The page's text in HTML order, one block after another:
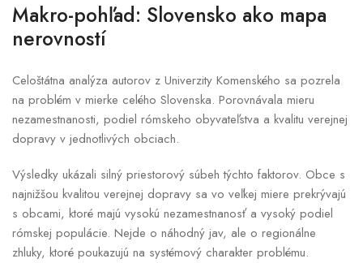
Makro-pohľad: Slovensko ako mapa
nerovností
Celoštátna analýza autorov z Univerzity Komenského sa pozrela
na problém v mierke celého Slovenska. Porovnávala mieru
nezamestnanosti, podiel rómskeho obyvateľstva a kvalitu verejnej
dopravy v jednotlivých obciach.
Výsledky ukázali silný priestorový súbeh týchto faktorov. Obce s
najnižšou kvalitou verejnej dopravy sa vo veľkej miere prekrývajú
s obcami, ktoré majú vysokú nezamestnanosť a vysoký podiel
rómskej populácie. Nejde o náhodný jav, ale o regionálne
zhluky, ktoré poukazujú na systémový charakter problému.